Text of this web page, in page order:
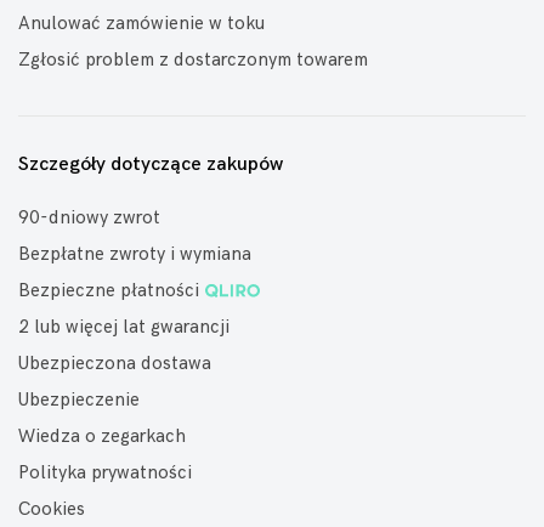
Anulować zamówienie w toku
Zgłosić problem z dostarczonym towarem
Szczegóły dotyczące zakupów
90-dniowy zwrot
Bezpłatne zwroty i wymiana
Bezpieczne płatności
2 lub więcej lat gwarancji
Ubezpieczona dostawa
Ubezpieczenie
Wiedza o zegarkach
Polityka prywatności
Cookies